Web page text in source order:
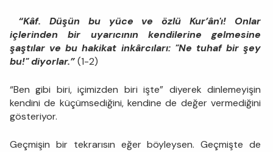
“Kâf. Düşün bu yüce ve özlü Kur’ân'ı! Onlar
içlerinden bir uyarıcının kendilerine gelmesine
şaştılar ve bu hakikat inkârcıları: "Ne tuhaf bir şey
bu!" diyorlar.”(1-2)
“Ben gibi biri, içimizden biri işte” diyerek dinlemeyişin
kendini de küçümsediğini, kendine de değer vermediğini
gösteriyor.
Geçmişin bir tekrarısın eğer böyleysen. Geçmişte de